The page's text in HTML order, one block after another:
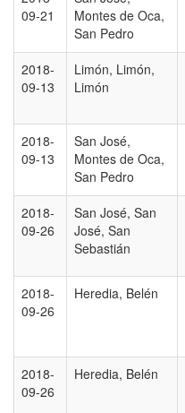
09-21
Montes de Oca,
San Pedro
2018-
09-13
Limón, Limón,
Limón
2018-
09-13
San José,
Montes de Oca,
San Pedro
2018-
09-26
San José, San
José, San
Sebastián
2018-
09-26
Heredia, Belén
2018-
09-26
Heredia, Belén